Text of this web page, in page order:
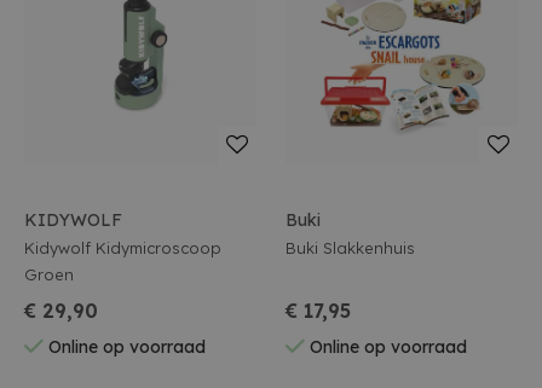
KIDYWOLF
Kidywolf Kidymicroscoop
Groen
€ 29,90
Online op voorraad
Buki
Buki Slakkenhuis
€ 17,95
Online op voorraad